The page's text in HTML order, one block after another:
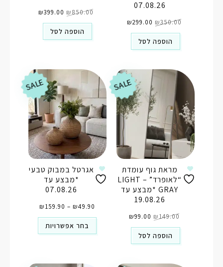
₪850.00 המקורי
היה:
₪850.00.
₪399.00 הנוכחי
הוא:
הוספה לסל
07.08.26
₪350.00 המקורי
היה:
₪350.00.
₪299.00 הנוכחי
הוא:
הוספה לסל
SALE
אגרטל במבוק טבעי
*מבצע עד
07.08.26
₪49.90
–
₪159.90 מחירים:
עד
בחר אפשרויות
SALE
מראת גוף עומדת
“לאופרד” – LIGHT
GRAY *מבצע עד
19.08.26
₪149.00 המקורי
היה:
₪149.00.
₪99.00 הנוכחי
הוא:
הוספה לסל